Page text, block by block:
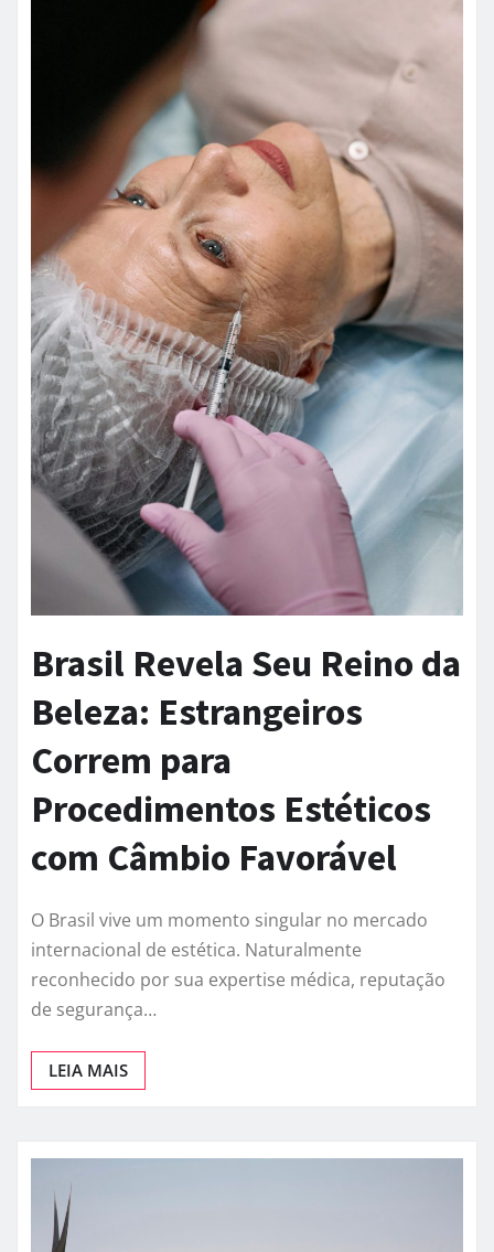
Brasil Revela Seu Reino da
Beleza: Estrangeiros
Correm para
Procedimentos Estéticos
com Câmbio Favorável
O Brasil vive um momento singular no mercado
internacional de estética. Naturalmente
reconhecido por sua expertise médica, reputação
de segurança…
LEIA MAIS